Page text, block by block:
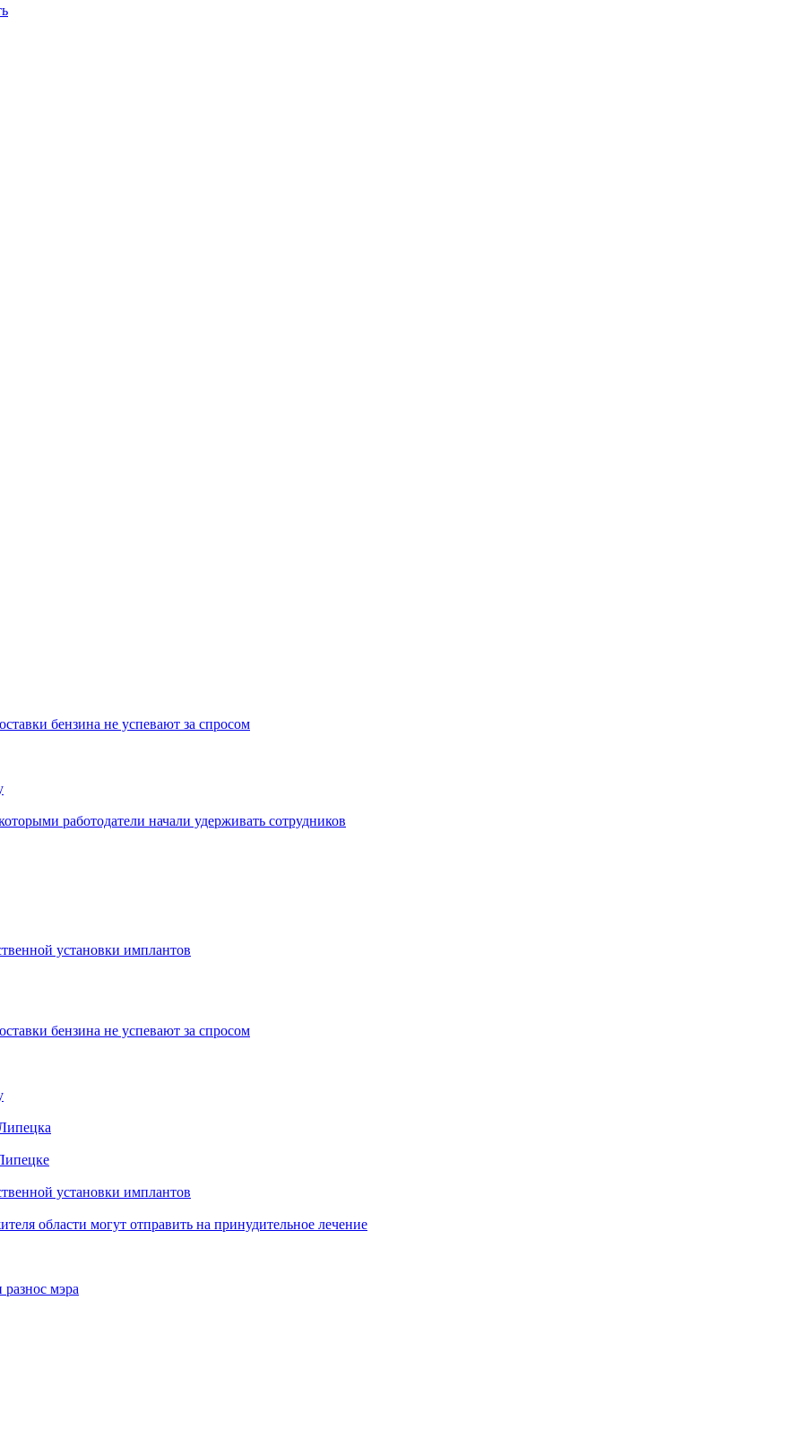
бензина не успевают за спросом
работодатели начали удерживать сотрудников
установки имплантов
бензина не успевают за спросом
установки имплантов
области могут отправить на принудительное лечение
мэра